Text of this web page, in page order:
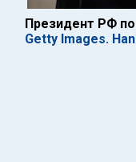
Президент РФ
Getty Images.